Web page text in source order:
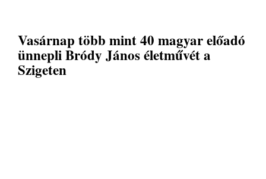
Vasárnap több mint 40 magyar előadó
ünnepli Bródy János életművét a
Szigeten